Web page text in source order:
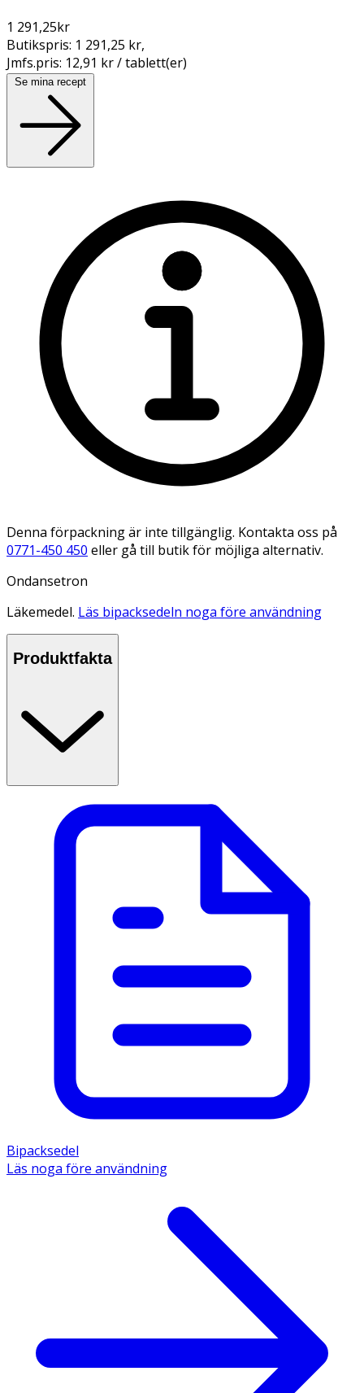
1 291,25kr
Butikspris: 1 291,25 kr,
Jmfs.pris: 12,91 kr / tablett(er)
Se mina recept
Denna förpackning är inte tillgänglig. Kontakta oss på
0771-450 450 eller gå till butik för möjliga alternativ.
Ondansetron
Läkemedel. Läs bipacksedeln noga före användning
Produktfakta
Bipacksedel
Läs noga före användning